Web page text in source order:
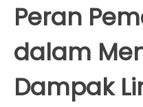
Peran
dalam
Dampak